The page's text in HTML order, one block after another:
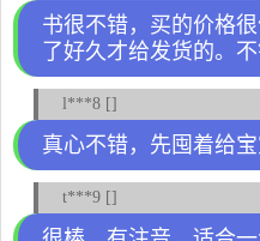
书很不错，买的价格
了好久才给发货的。
l***8 []
真心不错，先囤着给
t***9 []